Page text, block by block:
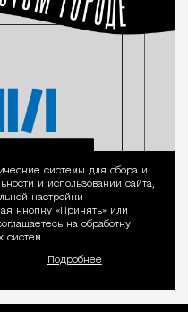
системы для сбора и
и использовании сайта,
настройки
кнопку «Принять» или
на обработку
систем.
Подробнее